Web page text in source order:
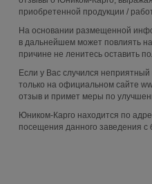
приобретенной продукции /
На основании размещенной
в дальнейшем может повлиять
причине не ленитесь оставить
Если у Вас случился
только на официальном сайте
отзыв и примет меры по
Юником-Карго находится по
посещения данного заведения